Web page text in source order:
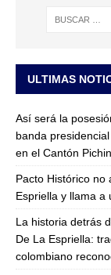
ULTIMAS
Así será la
banda
en el Cantón
Pacto Histórico no
Espriella y llama a
La historia detrás
De La Espriella:
colombiano